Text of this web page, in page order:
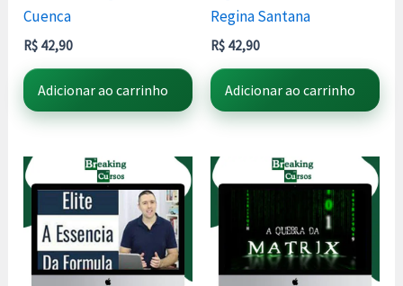
Cuenca
R$ 42,90
Adicionar ao carrinho
Regina Santana
R$ 42,90
Adicionar ao carrinho